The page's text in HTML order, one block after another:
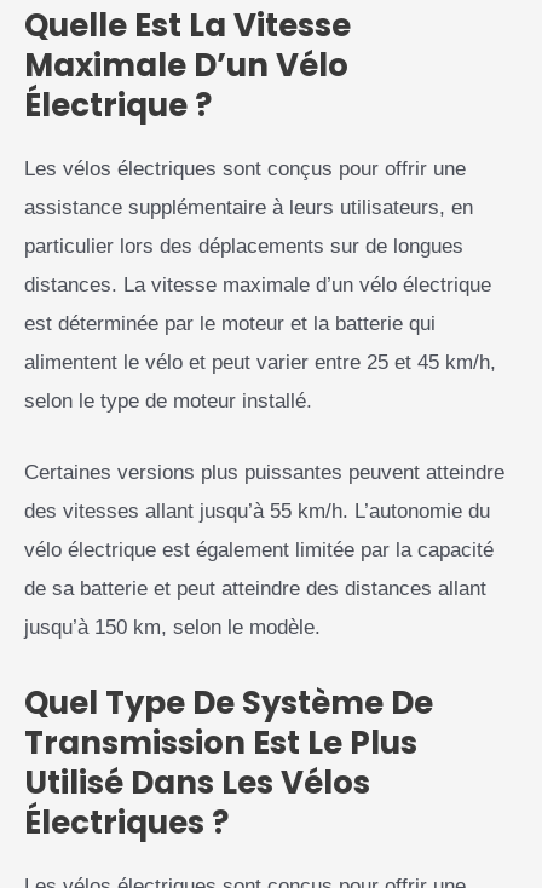
Quelle Est La Vitesse
Maximale D’un Vélo
Électrique ?
Les vélos électriques sont conçus pour offrir une
assistance supplémentaire à leurs utilisateurs, en
particulier lors des déplacements sur de longues
distances. La vitesse maximale d’un vélo électrique
est déterminée par le moteur et la batterie qui
alimentent le vélo et peut varier entre 25 et 45 km/h,
selon le type de moteur installé.
Certaines versions plus puissantes peuvent atteindre
des vitesses allant jusqu’à 55 km/h. L’autonomie du
vélo électrique est également limitée par la capacité
de sa batterie et peut atteindre des distances allant
jusqu’à 150 km, selon le modèle.
Quel Type De Système De
Transmission Est Le Plus
Utilisé Dans Les Vélos
Électriques ?